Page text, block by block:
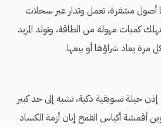
أصول مشفرة، تعمل وتدار عبر سجلات
كميات مهولة من الطاقة، وتولد المزيد
مرة يعاد شراؤها أو بيعها.
حيلة تسويقية ذكية، تشبه إلى حد كبير
أقمشة أكياس القمح إبان أزمة الكساد